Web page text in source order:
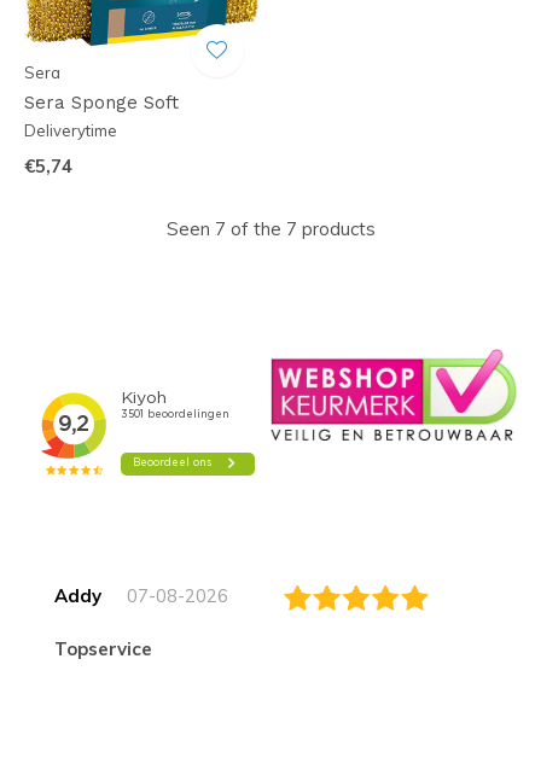
Sera
Sera Sponge Soft
Deliverytime
€5,74
Seen 7 of the 7 products
Addy 07-08-2026
topservice